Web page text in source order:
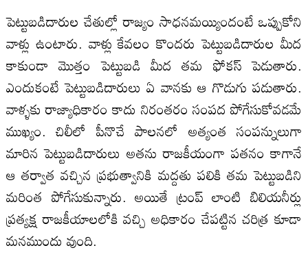
పెట్టుబడిదారుల చేతుల్లో రాజ్యం సాధనమయ్యిందంటే ఒప్పుకోని
వాళ్లు ఉంటారు. వాళ్లు కేవలం కొందరు పెట్టుబడిదారుల మీద
కాకుండా మొత్తం పెట్టుబడి మీద తమ ఫోకస్ పెడుతారు.
ఎందుకంటే పెట్టుబడిదారులు ఏ వానకు ఆ గొడుగు పడుతారు.
వాళ్ళకు రాజ్యాధికారం కాదు నిరంతరం సంపద పోగేసుకోవడమే
ముఖ్యం. చిలీలో పీనొచే పాలనలో అత్యంత సంపన్నులుగా
మారిన పెట్టుబడిదారులు అతను రాజకీయంగా పతనం కాగానే
ఆ తర్వాత వచ్చిన ప్రభుత్వానికి మద్దతు పలికి తమ పెట్టుబడిని
మరింత పోగేసుకున్నారు. అయితే ట్రంప్ లాంటి బిలియనీర్లు
ప్రత్యక్ష రాజకీయాలలోకి వచ్చి అధికారం చేపట్టిన చరిత్ర కూడా
మనముందు వుంది.